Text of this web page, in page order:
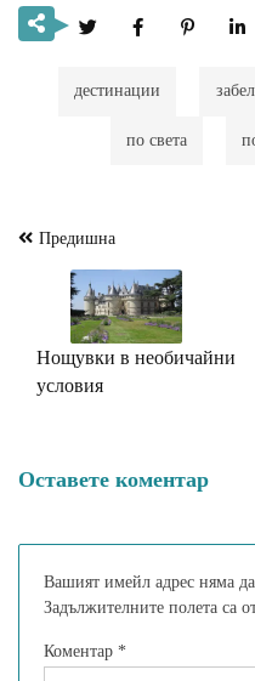
дестинации
по света
Навигация
Предишна
Нощувки в необичайни
условия
Оставете коментар
Вашият имейл адрес няма
Задължителните полета са
Коментар *